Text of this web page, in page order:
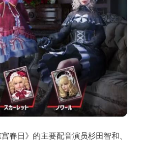
春日》的主要配音演员杉田智和、